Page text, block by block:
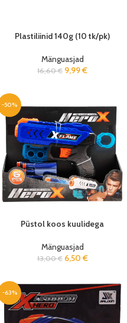
Plastiliinid 140g (10 tk/pk)
Mänguasjad
16,60€ 9,99€
-50%
Püstol koos kuulidega
Mänguasjad
13,00€ 6,50 €
-63%